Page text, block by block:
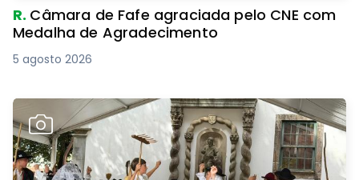
R. Câmara de Fafe agraciada pelo CNE com
Medalha de Agradecimento
5 agosto 2026